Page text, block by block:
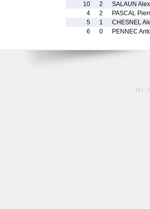
10
2
SALAUN
4
2
PASCAL
5
1
CHESNEL
6
0 PENNEC
tél :